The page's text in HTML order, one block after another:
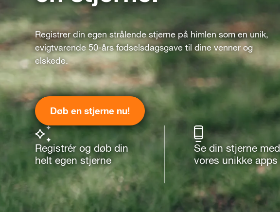
Registrer din egen strålende stjerne på himlen som en unik,
evigtvarende 50-års fødselsdagsgave til dine venner og
elskede.
Døb en stjerne nu!
Registrér og døb din
helt egen stjerne
Se din stjerne med
vores unikke apps